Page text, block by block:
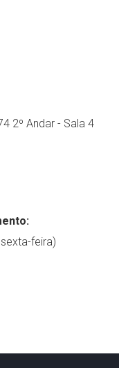
2º Andar - Sala 4
feira)